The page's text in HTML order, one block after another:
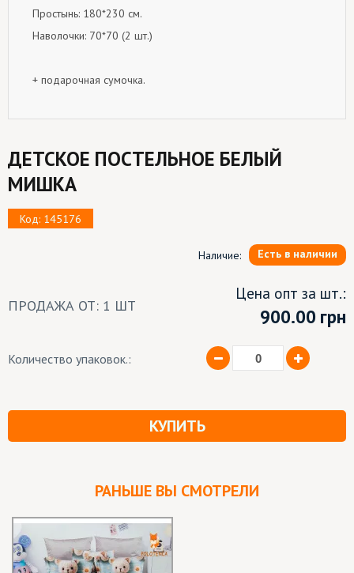
Простынь: 180*230 см.
Наволочки: 70*70 (2 шт.)
+ подарочная сумочка.
ДЕТСКОЕ ПОСТЕЛЬНОЕ БЕЛЫЙ
МИШКА
Код: 145176
Наличие: Есть в наличии
ПРОДАЖА ОТ: 1 ШТ
Цена опт за шт.:
900.00 грн
Количество упаковок.:
КУПИТЬ
РАНЬШЕ ВЫ СМОТРЕЛИ